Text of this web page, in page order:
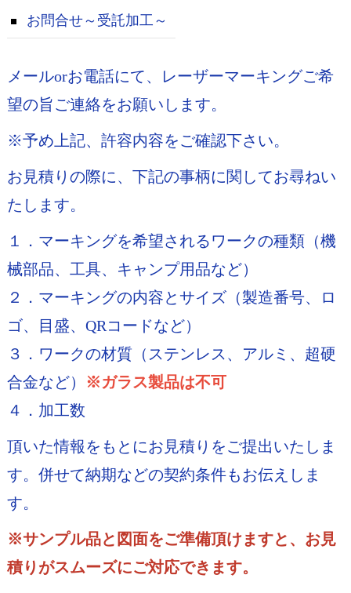
お問合せ～受託加工～
メールorお電話にて、レーザーマーキングご希
望の旨ご連絡をお願いします。
※予め上記、許容内容をご確認下さい。
お見積りの際に、下記の事柄に関してお尋ねい
たします。
１．マーキングを希望されるワークの種類（機
械部品、工具、キャンプ用品など）
２．マーキングの内容とサイズ（製造番号、ロ
ゴ、目盛、QRコードなど）
３．ワークの材質（ステンレス、アルミ、超硬
合金など） ※ガラス製品は不可
４．加工数
頂いた情報をもとにお見積りをご提出いたしま
す。併せて納期などの契約条件もお伝えしま
す。
※サンプル品と図面をご準備頂けますと、お見
積りがスムーズにご対応できます。